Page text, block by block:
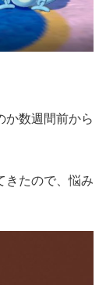
か数週間前から
きたので、悩み